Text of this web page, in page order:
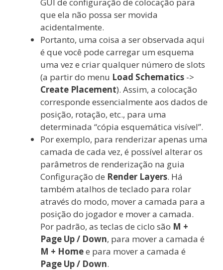
que ela não possa ser movida
acidentalmente.
Portanto, uma coisa a ser observada aqui
é que você pode carregar um esquema
uma vez e criar qualquer número de slots
(a partir do menu Load Schematics ->
Create Placement). Assim, a colocação
corresponde essencialmente aos dados de
posição, rotação, etc., para uma
determinada “cópia esquemática visível”.
Por exemplo, para renderizar apenas uma
camada de cada vez, é possível alterar os
parâmetros de renderização na guia
Configuração de Render Layers. Há
também atalhos de teclado para rolar
através do modo, mover a camada para a
posição do jogador e mover a camada.
Por padrão, as teclas de ciclo são M +
Page Up / Down, para mover a camada é
M + Homee para mover a camada é
Page Up / Down.